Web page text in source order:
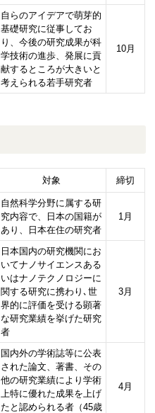
自らのアイデアで萌芽的
基礎研究に従事してお
り、今後の研究成果が科
学技術の進歩、発展に貢
献するところが大きいと
考えられる若手研究者
10月
対象 締切
自然科学分野に属する研
究内容で、日本の国籍が
あり、日本在住の研究者
1月
日本国内の研究機関にお
いてナノサイエンスある
いはナノテクノロジーに
関する研究に携わり､世
界的に評価を受ける顕著
な研究業績を挙げた研究
者
3月
国内外の学術誌等に公表
された論文、著書、その
他の研究業績により学術
上特に優れた成果を上げ
たと認められる者（45歳
4月